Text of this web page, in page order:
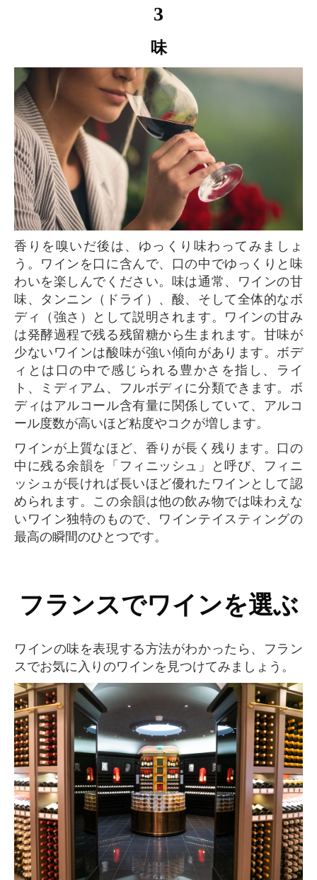
3
味
香りを嗅いだ後は、ゆっくり味わってみましょ
う。ワインを口に含んで、口の中でゆっくりと味
わいを楽しんでください。味は通常、ワインの甘
味、タンニン（ドライ）、酸、そして全体的なボ
ディ（強さ）として説明されます。ワインの甘み
は発酵過程で残る残留糖から生まれます。甘味が
少ないワインは酸味が強い傾向があります。ボデ
ィとは口の中で感じられる豊かさを指し、ライ
ト、ミディアム、フルボディに分類できます。ボ
ディはアルコール含有量に関係していて、アルコ
ール度数が高いほど粘度やコクが増します。
ワインが上質なほど、香りが長く残ります。口の
中に残る余韻を「フィニッシュ」と呼び、フィニ
ッシュが長ければ長いほど優れたワインとして認
められます。この余韻は他の飲み物では味わえな
いワイン独特のもので、ワインテイスティングの
最高の瞬間のひとつです。
フランスでワインを選ぶ
ワインの味を表現する方法がわかったら、フラン
スでお気に入りのワインを見つけてみましょう。